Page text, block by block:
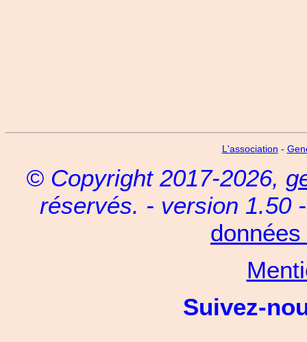
L'association -
© Copyright 2017-2026,
réservés. - version 1.50
Suivez-